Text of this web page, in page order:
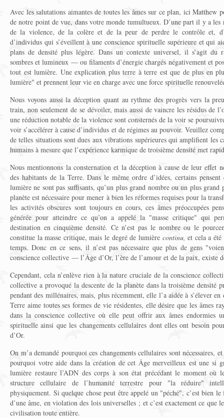
Avec les salutations aimantes de toutes les âmes sur ce plan, ici Matthew
de notre point de vue, dans votre monde tumultueux. D’une part il y a les
de la violence, de la colère et de la peur de perdre le contrôle et,
d’individus qui s’éveillent à une conscience spirituelle supérieure et qui
plans de densité plus légère. Dans un contexte universel, il s’agit du
sombres et lumineux — ou filaments d’énergie chargés négativement et
tout est lumière. Une explication plus terre à terre est que de plus en
lumière" et prennent leur vie en charge avec une force spirituelle
Nous voyons aussi la déception quant au rythme des progrès vers la
train, non seulement de se dévoiler, mais aussi de vaincre les résidus de
une réduction notable de la violence sont consternés de la voir se
voir s’accélérer à cause d’individus et de régimes au pouvoir. Veuillez
de telles situations sont dues aux vibrations supérieures qui amplifient les
humains à mesure que l’expérience karmique de troisième densité met
Nous mentionnons la consternation et la déception à cause de leur effet
des habitants de la Terre. Dans le même ordre d’idées, certains
lumière ne sont pas suffisants, qu’un plus grand nombre ou un plus
planète est nécessaire pour mener à bien les réformes requises pour la
les activités obscures sont toujours en cours, ces âmes préoccupées
générée pour atteindre ce qu’on a appelé la "masse critique" qui
destination en cinquième densité. Ce n’est pas le nombre ou le
constitue la masse critique, mais le degré de lumière continu, et cela a
temps. Donc en ce sens, il n’est pas nécessaire que plus de gens
conscience collective — l’Âge d’Or, l’ère de l’amour et de la paix, existe
Cependant, cela n’enlève rien à la nature cruciale de la conscience
collective a provoqué la descente de la planète dans la troisième densité
pendant des millénaires, mais, plus récemment, elle l’a aidée à s’élever
Terre aime toutes ses formes de vie résidentes, elle désire que les âmes
dans la conscience collective où elle peut offrir aux âmes endormies
spirituelle ainsi que les changements cellulaires dont elles ont besoin
d’Or.
On m’a demandé pourquoi ces changements cellulaires sont nécessaires,
pourquoi votre aide dans la création de cet Âge merveilleux est une si
lumière restaure l’ADN des corps à son état précédant le moment où
structure cellulaire de l’humanité terrestre pour "la réduire"
physiquement. Si quelque chose peut être appelé un "péché", c’est bien
d’une âme, en violation des lois universelles ; et c’est exactement ce que
civilisation toute entière.